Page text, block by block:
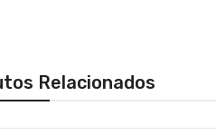
Relacionados